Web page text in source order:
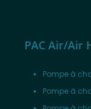
PAC Air/Air
Pompe à
Pompe à